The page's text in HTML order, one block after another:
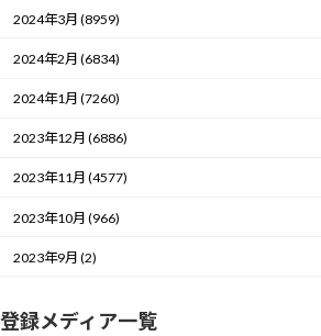
2024年3月 (8959)
2024年2月 (6834)
2024年1月 (7260)
2023年12月 (6886)
2023年11月 (4577)
2023年10月 (966)
2023年9月 (2)
登録メディア一覧